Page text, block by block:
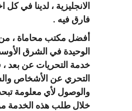
الانجليزية ، لدينا في
فارق فيه .
أفضل مكتب محاماة ،
الوحيدة في الشرق
خدمة التحريات عن بعد ،
التحري عن الأشخاص
والوصول لأي معلومة
خلال طلب هذه الخدمة